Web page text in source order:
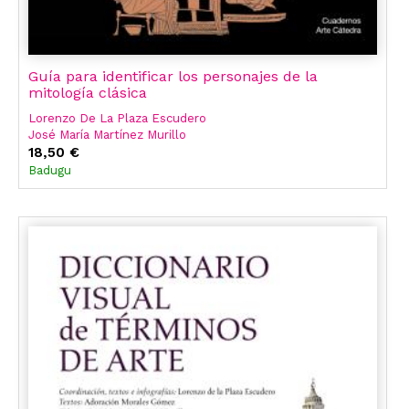
Guía para identificar los personajes de la
mitología clásica
Lorenzo De La Plaza Escudero
José María Martínez Murillo
José Ignacio Vaquero Ibarra
18,50 €
Badugu